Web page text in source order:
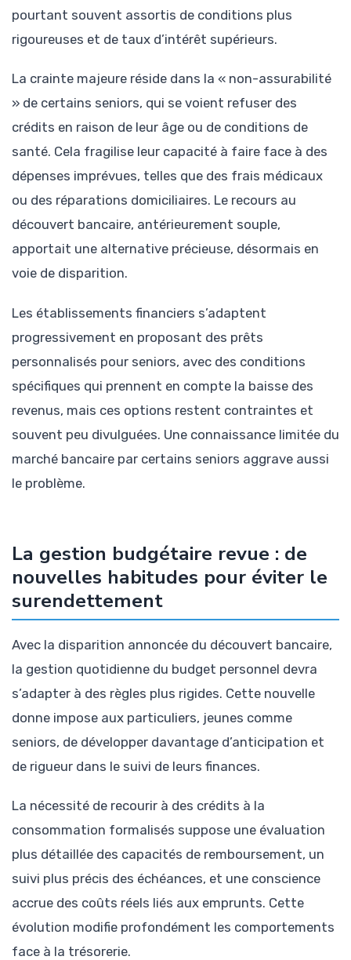
pourtant souvent assortis de conditions plus
rigoureuses et de taux d’intérêt supérieurs.
La crainte majeure réside dans la « non-assurabilité
» de certains seniors, qui se voient refuser des
crédits en raison de leur âge ou de conditions de
santé. Cela fragilise leur capacité à faire face à des
dépenses imprévues, telles que des frais médicaux
ou des réparations domiciliaires. Le recours au
découvert bancaire, antérieurement souple,
apportait une alternative précieuse, désormais en
voie de disparition.
Les établissements financiers s’adaptent
progressivement en proposant des prêts
personnalisés pour seniors, avec des conditions
spécifiques qui prennent en compte la baisse des
revenus, mais ces options restent contraintes et
souvent peu divulguées. Une connaissance limitée du
marché bancaire par certains seniors aggrave aussi
le problème.
La gestion budgétaire revue : de
nouvelles habitudes pour éviter le
surendettement
Avec la disparition annoncée du découvert bancaire,
la gestion quotidienne du budget personnel devra
s’adapter à des règles plus rigides. Cette nouvelle
donne impose aux particuliers, jeunes comme
seniors, de développer davantage d’anticipation et
de rigueur dans le suivi de leurs finances.
La nécessité de recourir à des crédits à la
consommation formalisés suppose une évaluation
plus détaillée des capacités de remboursement, un
suivi plus précis des échéances, et une conscience
accrue des coûts réels liés aux emprunts. Cette
évolution modifie profondément les comportements
face à la trésorerie.